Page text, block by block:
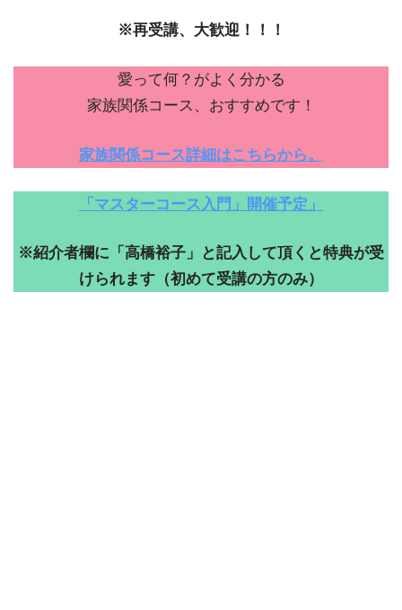
※再受講、大歓迎！！！
愛って何？がよく分かる
家族関係コース、おすすめです！
家族関係コース詳細はこちらから。
「マスターコース入門」開催予定」
※紹介者欄に「高橋裕子」と記入して頂くと特典が受
けられます（初めて受講の方のみ）